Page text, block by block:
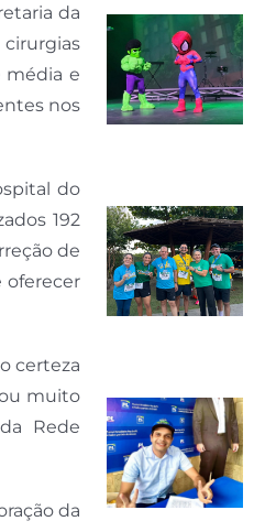
da
cirurgias
média e
nos
do
192
de
oferecer
certeza
muito
Rede
da